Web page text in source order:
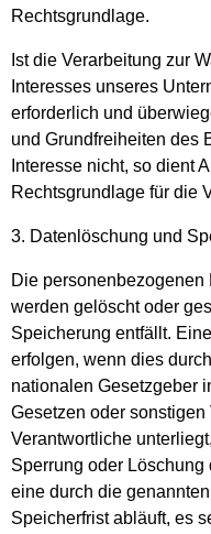
Rechtsgrundlage.
Ist die Verarbeitung zur
Interesses unseres
erforderlich und
und Grundfreiheiten des
Interesse nicht, so dient
Rechtsgrundlage für die
3. Datenlöschung und
Die personenbezogenen
werden gelöscht oder
Speicherung entfällt.
erfolgen, wenn dies
nationalen Gesetzgeber
Gesetzen oder
Verantwortliche
Sperrung oder
eine durch die
Speicherfrist abläuft, es